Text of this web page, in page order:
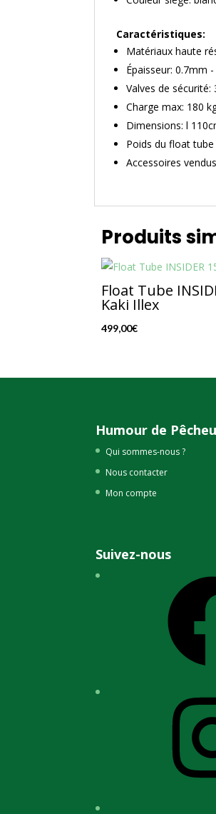
Caractéristiques:
Matériaux haute
Épaisseur: 0.7mm
Valves de
Charge max: 180
Dimensions: l
Poids du float
Accessoires
Produits
Float Tube
Kaki Illex
499,00€
Humour de
Qui sommes-nous ?
Nous contacter
Mon compte
Suivez-nous